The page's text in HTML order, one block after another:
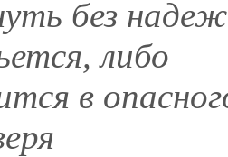
без
либо
в